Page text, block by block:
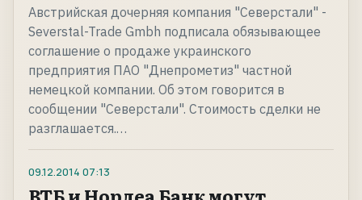
Австрийская дочерняя компания "Северстали" -
Severstal-Trade Gmbh подписала обязывающее
соглашение о продаже украинского
предприятия ПАО "Днепрометиз" частной
немецкой компании. Об этом говорится в
сообщении "Северстали". Стоимость сделки не
разглашается.…
09.12.2014 07:13